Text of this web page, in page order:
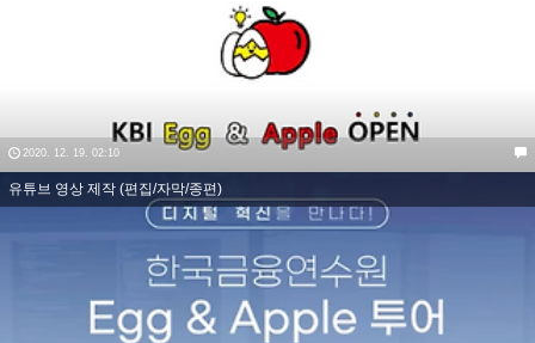
2020. 12. 19. 02:10
유튜브 영상 제작 (편집/자막/종편)